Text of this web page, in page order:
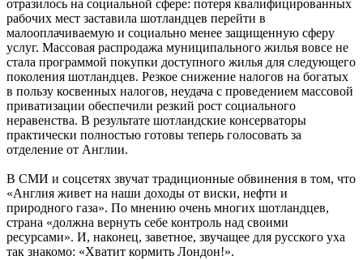
отразилось на социальной сфере: потеря квалифицированных
рабочих мест заставила шотландцев перейти в
малооплачиваемую и социально менее защищенную сферу
услуг. Массовая распродажа муниципального жилья вовсе не
стала программой покупки доступного жилья для следующего
поколения шотландцев. Резкое снижение налогов на богатых
в пользу косвенных налогов, неудача с проведением массовой
приватизации обеспечили резкий рост социального
неравенства. В результате шотландские консерваторы
практически полностью готовы теперь голосовать за
отделение от Англии.
В СМИ и соцсетях звучат традиционные обвинения в том, что
«Англия живет на наши доходы от виски, нефти и
природного газа». По мнению очень многих шотландцев,
страна «должна вернуть себе контроль над своими
ресурсами». И, наконец, заветное, звучащее для русского уха
так знакомо: «Хватит кормить Лондон!».